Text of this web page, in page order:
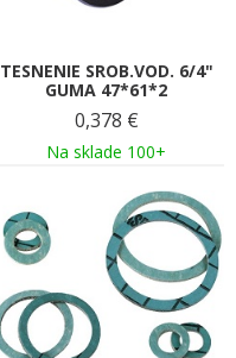
TESNENIE SROB.VOD. 6/4"
GUMA 47*61*2
0,378 €
Na sklade 100+